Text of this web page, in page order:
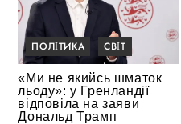
ПОЛІТИКА СВІТ
«Ми не якийсь шматок
льоду»: у Гренландії
відповіла на заяви
Дональд Трамп